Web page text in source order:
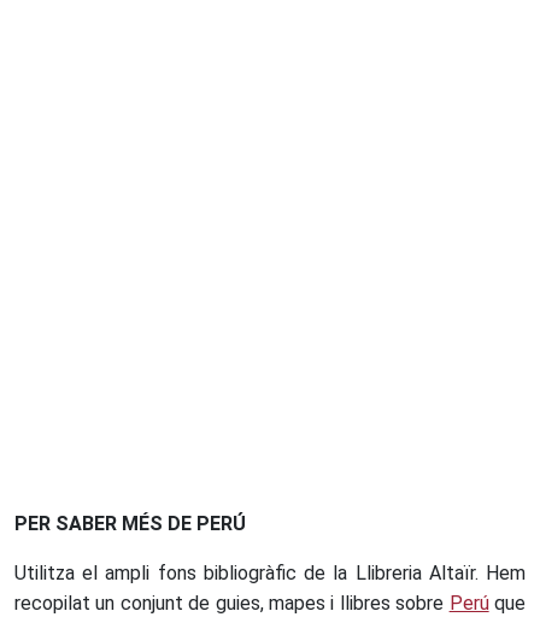
PER SABER MÉS DE PERÚ
Utilitza el ampli fons bibliogràfic de la Llibreria Altaïr. Hem
recopilat un conjunt de guies, mapes i llibres sobre Perúque